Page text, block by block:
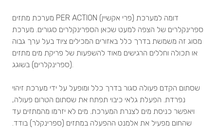
מערכת מתזים PER ACTION (פרי אקשיין) דומה למערכת
ספרינקלרים של הצפה למעט שכאן הספרינקלרים סגורים. מערכת
מסוג זה משמשת בדרך כלל באזורים המכילים ציוד בעל ערך גבוה
או תכולה וחללים הרגישים מאוד להשפעות של פריקת מים מתזים
שסתום הקדם פעולה סגור בדרך כלל ומופעל על ידי מערכת זיהוי
נפרדת. הפעלת גלאי כיבוי תפתח את שסתום הטרום פעולה,
ויאפשר כניסת מים לצנרת המערכת. מים לא יזרמו מהמתזים עד
שהחום מפעיל את אלמנט ההפעלה במתזים (ספרינקלר) בודד.